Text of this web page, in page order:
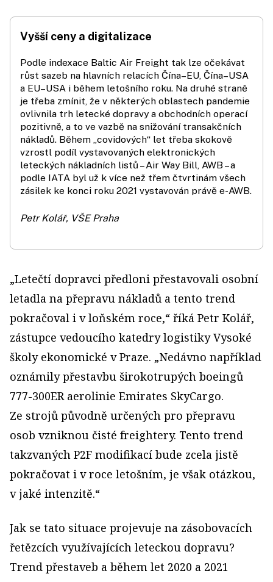
Vyšší ceny a digitalizace
Podle indexace Baltic Air Freight tak lze očekávat
růst sazeb na hlavních relacích Čína–EU, Čína–USA
a EU–USA i během letošního roku. Na druhé straně
je třeba zmínit, že v některých oblastech pandemie
ovlivnila trh letecké dopravy a obchodních operací
pozitivně, a to ve vazbě na snižování transakčních
nákladů. Během „covidových“ let třeba skokově
vzrostl podíl vystavovaných elektronických
leteckých nákladních listů – Air Way Bill, AWB – a
podle IATA byl už k více než třem čtvrtinám všech
zásilek ke konci roku 2021 vystavován právě e-AWB.
Petr Kolář, VŠE Praha
„Letečtí dopravci předloni přestavovali osobní
letadla na přepravu nákladů a tento trend
pokračoval i v loňském roce,“ říká Petr Kolář,
zástupce vedoucího katedry logistiky Vysoké
školy ekonomické v Praze. „Nedávno například
oznámily přestavbu širokotrupých boeingů
777-300ER aerolinie Emirates SkyCargo.
Ze strojů původně určených pro přepravu
osob vzniknou čisté freightery. Tento trend
takzvaných P2F modifikací bude zcela jistě
pokračovat i v roce letošním, je však otázkou,
v jaké intenzitě.“
Jak se tato situace projevuje na zásobovacích
řetězcích využívajících leteckou dopravu?
Trend přestaveb a během let 2020 a 2021